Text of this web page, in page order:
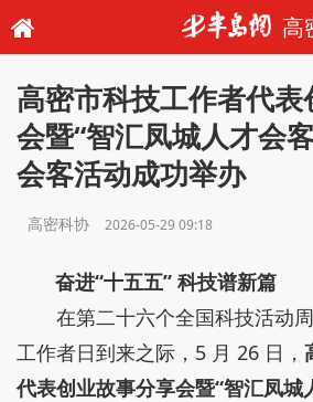
高
高密市科技工作者代
会暨“智汇凤城人才会
会客活动成功举办
高密科协 2026-05-29 09:18
奋进“十五五” 科技谱新篇
在第二十六个全国科技活动
工作者日到来之际，5 月 26 日，
代表创业故事分享会暨“智汇凤城